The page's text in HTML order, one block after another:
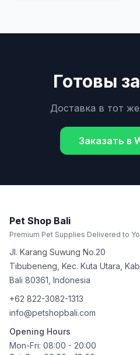
Готовы
Доставка в тот
Заказать в
Pet Shop Bali
Premium Pet Supplies Delivered to
Jl. Karang Suwung No.20
Tibubeneng, Kec. Kuta Utara,
Bali 80361 Indonesia
+62 822-3082-1313
info@petshopbali.com
Opening Hours
Mon-Fri: 08:00 - 20:00